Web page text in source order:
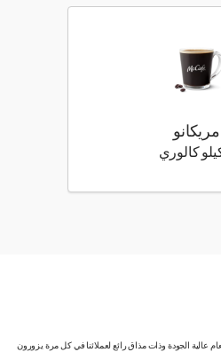
عالية الجودة وذات مذاق رائع لعملائنا في كل مرة يزورون